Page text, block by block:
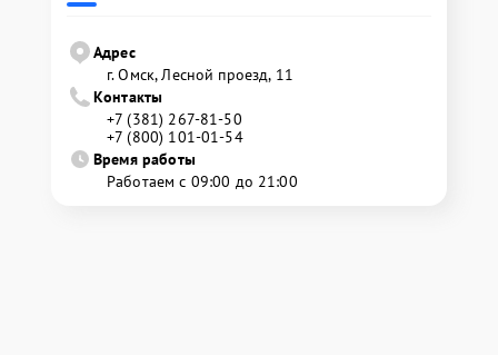
Адрес
г. Омск, ​Лесной проезд, 11
Контакты
+7 (381) 267-81-50
+7 (800) 101-01-54
Время работы
Работаем с 09:00 до 21:00